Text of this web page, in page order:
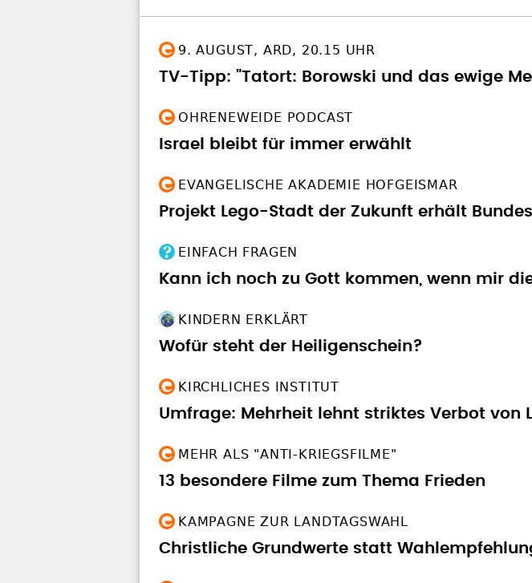
9. AUGUST, ARD, 20.15 UHR
TV-Tipp: "Tatort: Borowski und das ewige
OHRENEWEIDE PODCAST
Israel bleibt für immer erwählt
EVANGELISCHE AKADEMIE HOFGEISMAR
Projekt Lego-Stadt der Zukunft erhält
EINFACH FRAGEN
Kann ich noch zu Gott kommen, wenn mir
KINDERN ERKLÄRT
Wofür steht der Heiligenschein?
KIRCHLICHES INSTITUT
Umfrage: Mehrheit lehnt striktes Verbot von
MEHR ALS "ANTI-KRIEGSFILME"
13 besondere Filme zum Thema Frieden
KAMPAGNE ZUR LANDTAGSWAHL
Christliche Grundwerte statt